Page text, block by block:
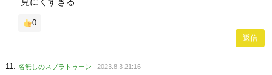
0
返信
名無しのスプラトゥーン 2023.8.3 21:16